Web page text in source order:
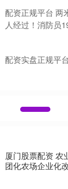
配资正规平台 两
人经过！消防员
配资实盘正规平
厦门股票配资 农
团化农场企业化